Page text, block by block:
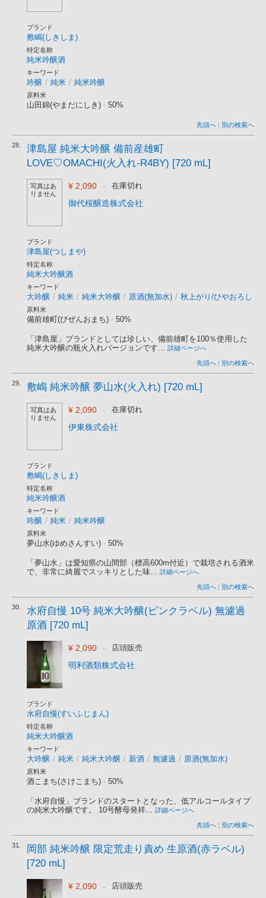
ブランド
敷嶋(しきしま)
特定名称
純米吟醸酒
キーワード
吟醸 / 純米 / 純米吟醸
原料米
山田錦(やまだにしき) - 50%
先頭へ | 別の検索へ
28.
津島屋 純米大吟醸 備前産雄町
LOVE♡OMACHI(火入れ-R4BY) [720 mL]
写真はあ
りません
¥ 2,090 - 在庫切れ
御代桜醸造株式会社
ブランド
津島屋(つしまや)
特定名称
純米大吟醸酒
キーワード
大吟醸 / 純米 / 純米大吟醸 / 原酒(無加水) / 秋上がり/ひやおろし
原料米
備前雄町(びぜんおまち) - 50%
「津島屋」ブランドとしては珍しい、備前雄町を100％使用した
純米大吟醸の瓶火入れバージョンです... 詳細ページへ
先頭へ | 別の検索へ
29. 敷嶋 純米吟醸 夢山水(火入れ) [720 mL]
写真はあ
りません
¥ 2,090 - 在庫切れ
伊東株式会社
ブランド
敷嶋(しきしま)
特定名称
純米吟醸酒
キーワード
吟醸 / 純米 / 純米吟醸
原料米
夢山水(ゆめさんすい) - 50%
「夢山水」は愛知県の山間部（標高600m付近）で栽培される酒米
で、非常に綺麗でスッキリとした味... 詳細ページへ
先頭へ | 別の検索へ
30.
水府自慢 10号 純米大吟醸(ピンクラベル) 無濾過
原酒 [720 mL]
¥ 2,090 - 店頭販売
明利酒類株式会社
ブランド
水府自慢(すいふじまん)
特定名称
純米大吟醸酒
キーワード
大吟醸 / 純米 / 純米大吟醸 / 新酒 / 無濾過 / 原酒(無加水)
原料米
酒こまち(さけこまち) - 50%
「水府自慢」ブランドのスタートとなった、低アルコールタイプ
の純米大吟醸です。 10号酵母発祥... 詳細ページへ
先頭へ | 別の検索へ
31.
岡部 純米吟醸 限定荒走り責め 生原酒(赤ラベル)
[720 mL]
¥ 2,090 - 店頭販売